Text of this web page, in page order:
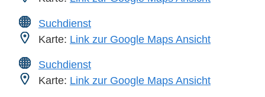
Suchdienst
Karte: Link zur Google Maps Ansicht
Suchdienst
Karte: Link zur Google Maps Ansicht